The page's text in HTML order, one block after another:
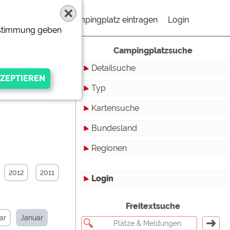
Campingplatz eintragen Login
2012 2011
Januar
Campingplatzsuche
Detailsuche
Typ
Touristikstellplätze
Dauerstellplätze
Reisemobilstellplätze
Bungalows
Kartensuche
Bundesland
Baden-Württemberg
Brandenburg
Regionen
Login
Freitextsuche
geben
Anbieters